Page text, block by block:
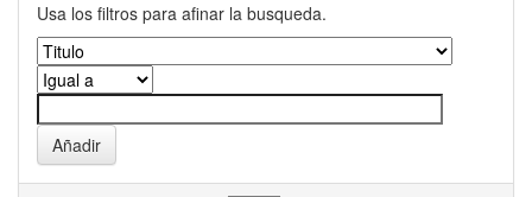
Usa los filtros para afinar la busqueda.